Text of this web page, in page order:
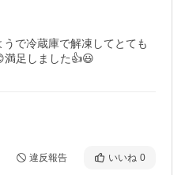
で冷蔵庫で解凍してとても
満足しました👍😃
違反報告 いいね 0